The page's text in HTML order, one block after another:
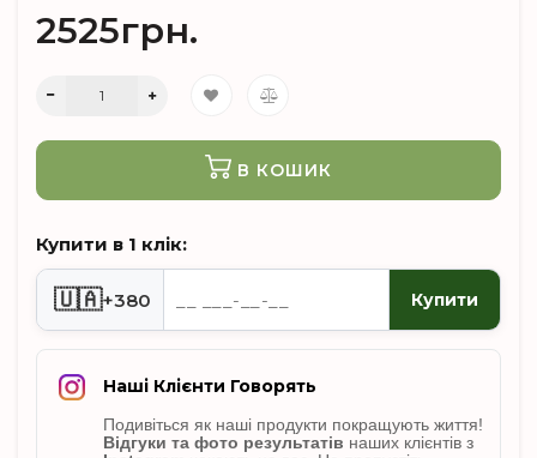
2525грн.
В КОШИК
Купити в 1 клік:
🇺🇦+380 Купити
Наші Клієнти Говорять
Подивіться як наші продукти покращують життя!
Відгуки та фото результатів наших клієнтів з